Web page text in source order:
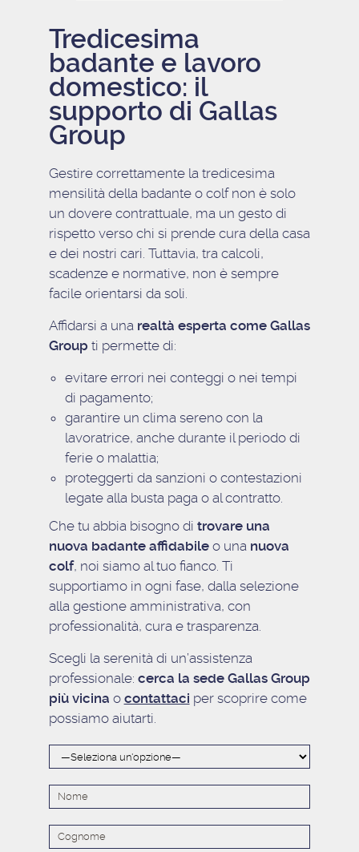
Tredicesima
badante e lavoro
domestico: il
supporto di Gallas
Group
Gestire correttamente la tredicesima
mensilità della badante o colf non è solo
un dovere contrattuale, ma un gesto di
rispetto verso chi si prende cura della casa
e dei nostri cari. Tuttavia, tra calcoli,
scadenze e normative, non è sempre
facile orientarsi da soli.
Affidarsi a una realtà esperta come Gallas
Group ti permette di:
evitare errori nei conteggi o nei tempi
di pagamento;
garantire un clima sereno con la
lavoratrice, anche durante il periodo di
ferie o malattia;
proteggerti da sanzioni o contestazioni
legate alla busta paga o al contratto.
Che tu abbia bisogno di trovare una
nuova badante affidabileo una nuova
colf, noi siamo al tuo fianco. Ti
supportiamo in ogni fase, dalla selezione
alla gestione amministrativa, con
professionalità, cura e trasparenza.
Scegli la serenità di un’assistenza
professionale: cerca la sede Gallas Group
più vicina o contattaci per scoprire come
possiamo aiutarti.